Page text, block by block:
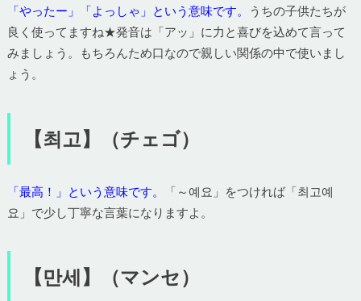
「やったー」「よっしゃ」という意味です。
うちの子供たちが
良く使ってますね★発音は「アッ」に力と喜びを込めて言って
みましょう。もちろんため口なので親しい関係の中で使いまし
ょう。
【최고】（チェゴ）
「最高！」という意味です。
「～예요」をつければ「최고예
요」で少し丁寧な言葉になりますよ。
【만세】（マンセ）